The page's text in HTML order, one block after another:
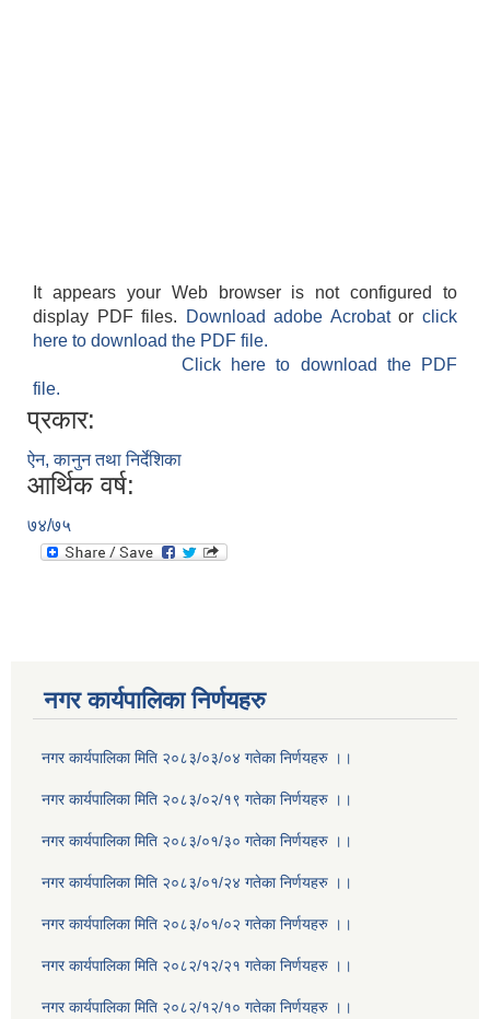
It appears your Web browser is not configured to
display PDF files.
Download adobe Acrobatorclick
here to download the PDF file.
Click here to download the PDF
file.
प्रकार:
ऐन, कानुन तथा निर्देशिका
आर्थिक वर्ष:
७४/७५
नगर कार्यपालिका निर्णयहरु
नगर कार्यपालिका मिति २०८३/०३/०४ गतेका निर्णयहरु ।।
नगर कार्यपालिका मिति २०८३/०२/१९ गतेका निर्णयहरु ।।
नगर कार्यपालिका मिति २०८३/०१/३० गतेका निर्णयहरु ।।
नगर कार्यपालिका मिति २०८३/०१/२४ गतेका निर्णयहरु ।।
नगर कार्यपालिका मिति २०८३/०१/०२ गतेका निर्णयहरु ।।
नगर कार्यपालिका मिति २०८२/१२/२१ गतेका निर्णयहरु ।।
नगर कार्यपालिका मिति २०८२/१२/१० गतेका निर्णयहरु ।।